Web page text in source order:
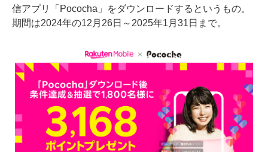
信アプリ「Pococha」をダウンロードするというもの。
期間は2024年の12月26日～2025年1月31日まで。